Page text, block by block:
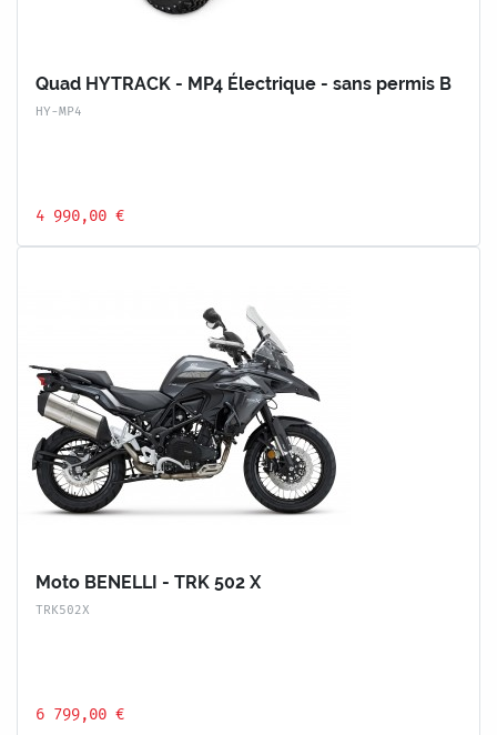
Quad HYTRACK - MP4 Électrique - sans permis B
HY-MP4
4 990,00 €
Moto BENELLI - TRK 502 X
TRK502X
6 799,00 €